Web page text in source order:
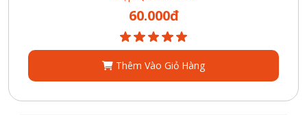
60.000đ
Thêm Vào Giỏ Hàng